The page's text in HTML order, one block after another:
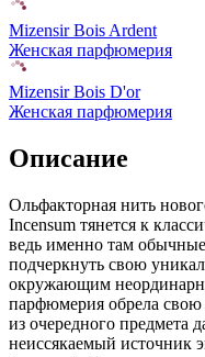
Mizensir Bois Ardent
Женская парфюмерия
Mizensir Bois D'or
Женская парфюмерия
Описание
Ольфакторная нить
Incensum тянется к
ведь именно там
подчеркнуть свою
окружающим
парфюмерия обрела
из очередного предмета
неиссякаемый источник